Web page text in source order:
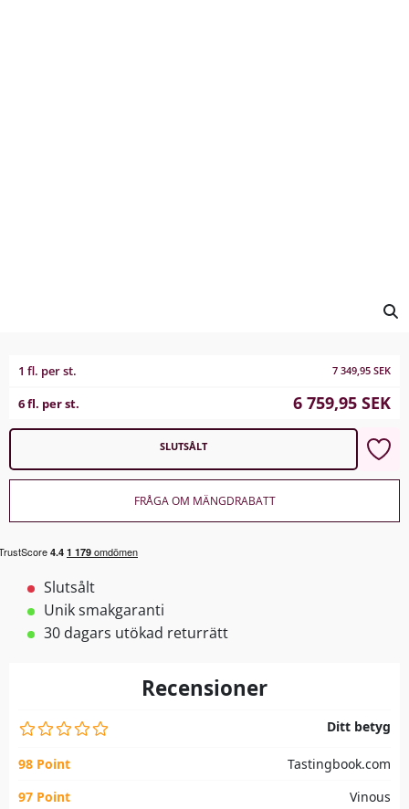
1 fl. per st. 7 349,95 SEK
6 fl. per st. 6 759,95 SEK
SLUTSÅLT
FRÅGA OM MÄNGDRABATT
Slutsålt
Unik smakgaranti
30 dagars utökad returrätt
Recensioner
Ditt betyg
98 Point
Tastingbook.com
97 Point
Vinous